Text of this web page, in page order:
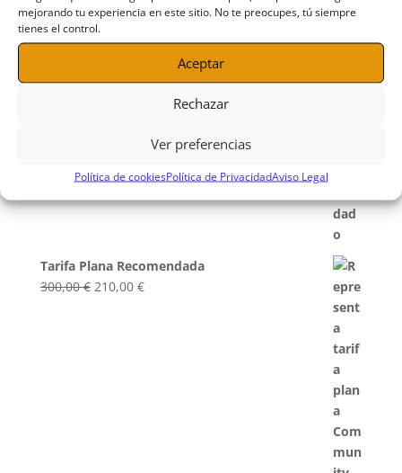
mejorando tu experiencia en este sitio. No te preocupes, tú siempre
tienes el control.
Aceptar
Rechazar
Ver preferencias
Política de cookiesPolítica de PrivacidadAviso Legal
Tarifa Plana Recomendada
300,00€ El
210,00 €El